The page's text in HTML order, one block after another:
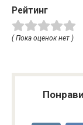
Рейтинг
( Пока оценок нет )